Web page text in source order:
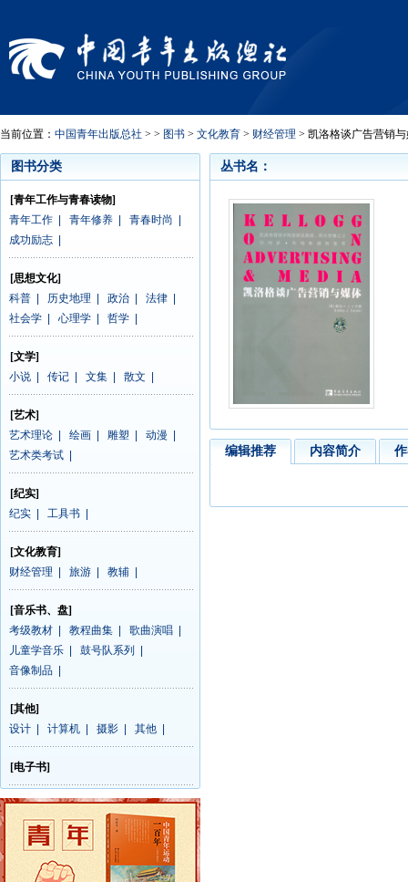
当前位置： 中国青年出版总社 > > 图书 > 文化教育 > 财经管理 > 凯洛格谈广告营销
图书分类
[青年工作与青春读物]
青年工作
青年修养 青春时尚
成功励志
[思想文化]
科普
历史地理 政治 法律
社会学
心理学 哲学
[文学]
小说
传记 文集 散文
[艺术]
艺术理论
绘画 雕塑 动漫
艺术类考试
[纪实]
纪实
工具书
[文化教育]
财经管理
旅游 教辅
[音乐书、盘]
考级教材
教程曲集 歌曲演唱
儿童学音乐
鼓号队系列
音像制品
[其他]
设计
计算机 摄影 其他
[电子书]
丛书名：
编辑推荐 内容简介